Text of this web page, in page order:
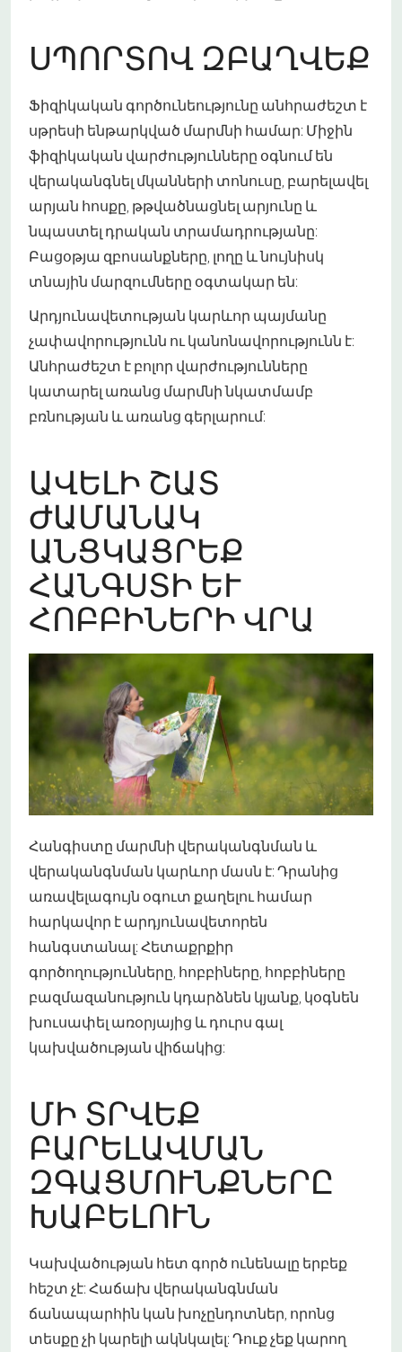
ՍՊՈՐՏՈՎ ԶԲԱՂՎԵՔ
Ֆիզիկական գործունեությունը անհրաժեշտ է
սթրեսի ենթարկված մարմնի համար: Միջին
ֆիզիկական վարժությունները օգնում են
վերականգնել մկանների տոնուսը, բարելավել
արյան հոսքը, թթվածնացնել արյունը և
նպաստել դրական տրամադրությանը:
Բացօթյա զբոսանքները, լողը և նույնիսկ
տնային մարզումները օգտակար են:
Արդյունավետության կարևոր պայմանը
չափավորությունն ու կանոնավորությունն է:
Անհրաժեշտ է բոլոր վարժությունները
կատարել առանց մարմնի նկատմամբ
բռնության և առանց գերլարում:
ԱՎԵԼԻ ՇԱՏ
ԺԱՄԱՆԱԿ
ԱՆՑԿԱՑՐԵՔ
ՀԱՆԳՍՏԻ ԵՒ Հ
ՈԲԲԻՆԵՐԻ ՎՐԱ
Հանգիստը մարմնի վերականգնման և
վերականգնման կարևոր մասն է: Դրանից
առավելագույն օգուտ քաղելու համար
հարկավոր է արդյունավետորեն
հանգստանալ: Հետաքրքիր
գործողությունները, հոբբիները, հոբբիները
բազմազանություն կդարձնեն կյանք, կօգնեն
խուսափել առօրյայից և դուրս գալ
կախվածության վիճակից:
ՄԻ ՏՐՎԵՔ
ԲԱՐԵԼԱՎՄԱՆ
ԶԳԱՑՄՈՒՆՔՆԵՐԸ
ԽԱԲԵԼՈՒՆ
Կախվածության հետ գործ ունենալը երբեք
հեշտ չէ: Հաճախ վերականգնման
ճանապարհին կան խոչընդոտներ, որոնց
տեսքը չի կարելի ակնկալել: Դուք չեք կարող